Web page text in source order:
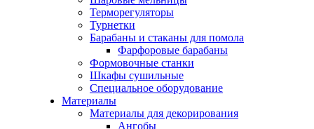
Терморегуляторы
Турнетки
Барабаны и стаканы для помола
Фарфоровые барабаны
Формовочные станки
Шкафы сушильные
Специальное оборудование
Материалы
Материалы для декорирования
Ангобы